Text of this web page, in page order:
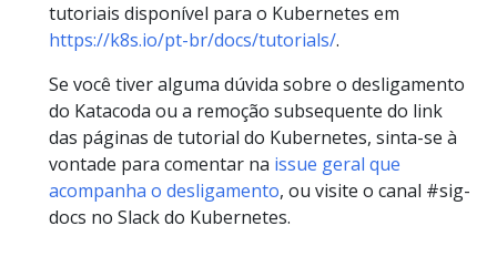
tutoriais disponível para o Kubernetes em
https://k8s.io/pt-br/docs/tutorials/.
Se você tiver alguma dúvida sobre o desligamento
do Katacoda ou a remoção subsequente do link
das páginas de tutorial do Kubernetes, sinta-se à
vontade para comentar na issue geral que
acompanha o desligamento, ou visite o canal #sig-
docs no Slack do Kubernetes.